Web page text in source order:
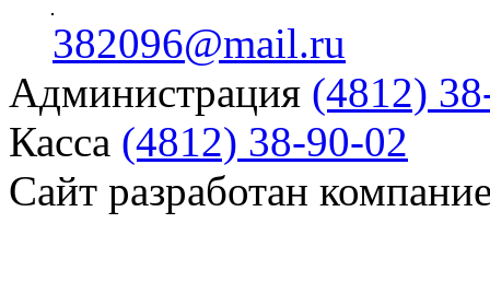
382096@mail.ru
Администрация (4812)
Касса (4812) 38-90-02
Сайт разработан